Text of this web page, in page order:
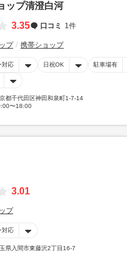
ップ清澄白河
3.35
口コミ 1件
プ 携帯ショップ
対応 日祝OK 駐車場有
都千代田区神田和泉町1-7-14
〜18:00
3.01
プ
対応
県入間市東藤沢2丁目16-7